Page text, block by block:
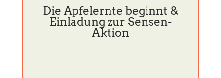
Die Apfelernte beginnt &
Einladung zur Sensen-
Aktion